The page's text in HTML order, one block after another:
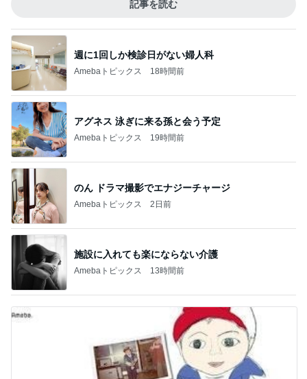
記事を読む
週に1回しか検診日がない婦人科
Amebaトピックス 18時間前
アグネス 泳ぎに来る孫と会う予定
Amebaトピックス 19時間前
のん ドラマ撮影でエナジーチャージ
Amebaトピックス 2日前
施設に入れても楽にならない介護
Amebaトピックス 13時間前